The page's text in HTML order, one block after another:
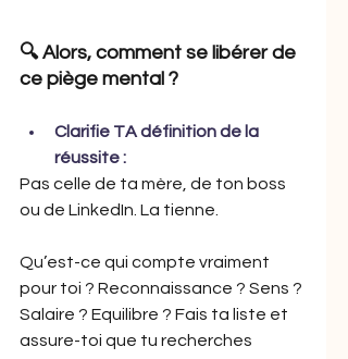
🔍 Alors, comment se libérer de
ce piège mental ?
Clarifie TA définition de la
réussite :
Pas celle de ta mère, de ton boss
ou de LinkedIn. La tienne.
Qu’est-ce qui compte vraiment
pour toi ? Reconnaissance ? Sens ?
Salaire ? Equilibre ? Fais ta liste et
assure-toi que tu recherches